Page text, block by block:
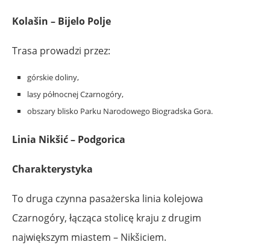
Kolašin – Bijelo Polje
Trasa prowadzi przez:
górskie doliny,
lasy północnej Czarnogóry,
obszary blisko Parku Narodowego Biogradska Gora.
Linia Nikšić – Podgorica
Charakterystyka
To druga czynna pasażerska linia kolejowa
Czarnogóry, łącząca stolicę kraju z drugim
największym miastem – Nikšiciem.